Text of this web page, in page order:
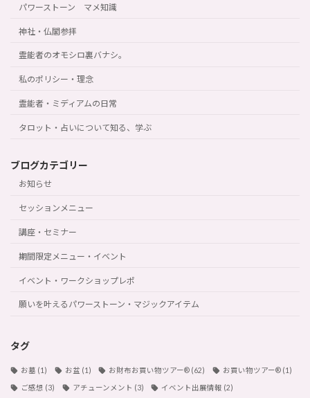
パワーストーン マメ知識
神社・仏閣参拝
霊能者のオモシロ裏バナシ。
私のポリシー・理念
霊能者・ミディアムの日常
タロット・占いについて知る、学ぶ
ブログカテゴリー
お知らせ
セッションメニュー
講座・セミナー
期間限定メニュー・イベント
イベント・ワークショップレポ
願いを叶えるパワーストーン・マジックアイテム
タグ
お墓 (1) お盆 (1) お財布お買い物ツアー®︎ (62) お買い物ツアー®︎(1)
ご感想 (3) アチューンメント (3) イベント出展情報 (2)